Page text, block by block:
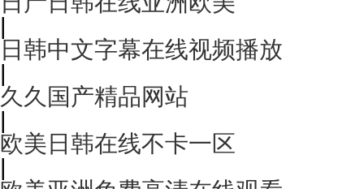
|
日韩中文字幕在线视频播放
|
久久国产精品网站
|
欧美日韩在线不卡一区
|